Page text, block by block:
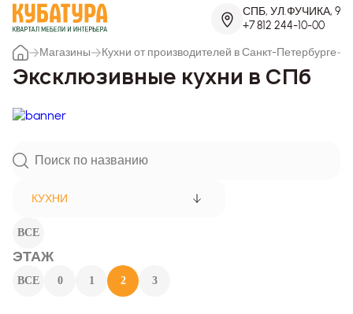
СПБ, УЛ.ФУЧИКА, 9
+7 812 244-10-00
Магазины
Кухни от производителей в Санкт-Петербурге
Эксклюзивные кухни в СПб
КУХНИ
ВСЕ
ЭТАЖ
ВСЕ 0 1 2 3